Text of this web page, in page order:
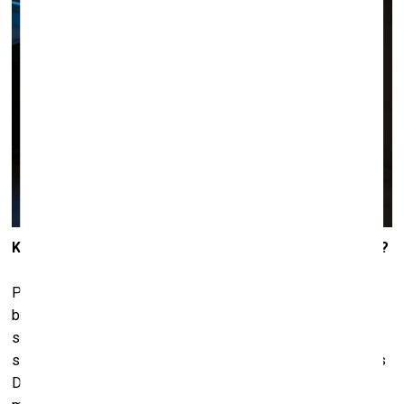
Kādu iespaidu tu vēlies, lai tavi darbi atstāj uz skatītāju?
Par to īpaši daudz nedomāju, man šķiet pilnīgi normāli un
brīnišķīgi, ka radītās sajūtas var būt ļoti dažādas. Un arī, ja
skatītājs nejūt neko, tas ir normāli. Protams, vienmēr dziļi
sirdī ir cerība vismaz kādam kaut ko iekustināt. “Dievs Tēvs
Debesīs” laikā kāda man ļoti mīļa, bet sen nesatikta